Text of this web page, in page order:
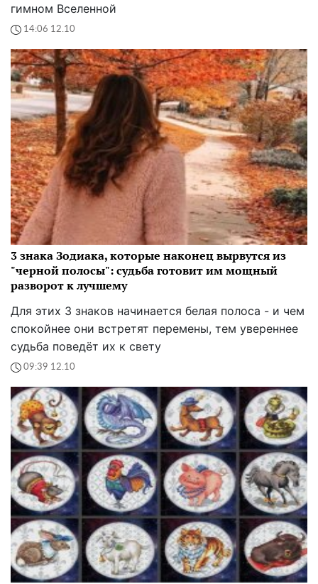
гимном Вселенной
14:06 12.10
3 знака Зодиака, которые наконец вырвутся из
"черной полосы": судьба готовит им мощный
разворот к лучшему
Для этих 3 знаков начинается белая полоса - и чем
спокойнее они встретят перемены, тем увереннее
судьба поведёт их к свету
09:39 12.10